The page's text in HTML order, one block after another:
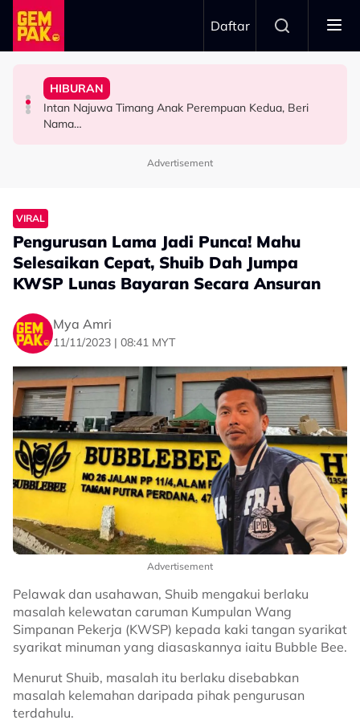
Skip to main content
Daftar
SELEBRITI
Bukan Penyanyi Ego, Adzrin Adzhar 'Back-Up' Awie -
"Ini Namanya Penyanyi Yang..."
HIBURAN
Intan Najuwa Timang Anak Perempuan Kedua, Beri
Nama…
SELEBRITI
"Aku Ada Kisah Yang Satu Malaysia Pernah Tahu & Tak
Pernah Lupakan..." - Yassin Yahya
HIBURAN
Mahu Bantu Ribuan Pencinta Ilmu Setiap Minggu, Najib
Asaddok Sumbang Dua Buggy Buat Akademi Diasas
Advertisement
VIRAL
Pengurusan Lama Jadi Punca! Mahu
Selesaikan Cepat, Shuib Dah Jumpa
KWSP Lunas Bayaran Secara Ansuran
Mya Amri
11/11/2023 | 08:41 MYT
Advertisement
Pelawak dan usahawan, Shuib mengakui berlaku
masalah kelewatan caruman Kumpulan Wang
Simpanan Pekerja (KWSP) kepada kaki tangan syarikat
syarikat minuman yang diasaskannya iaitu Bubble Bee.
Menurut Shuib, masalah itu berlaku disebabkan
masalah kelemahan daripada pihak pengurusan
terdahulu.